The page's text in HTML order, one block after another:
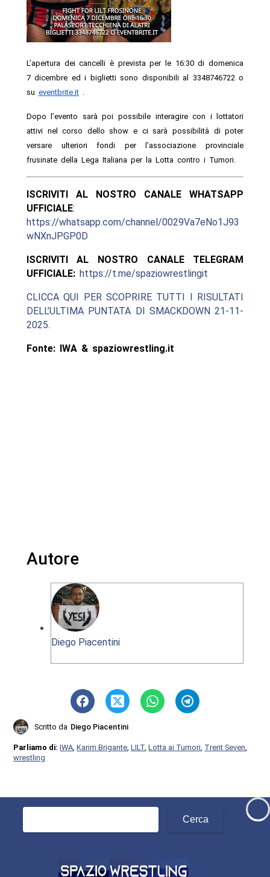
L’apertura dei cancelli è prevista per le 16:30 di domenica
7 dicembre ed i biglietti sono disponibili al 3348746722 o
su eventbrite.it.
Dopo l’evento sarà poi possibile interagire con i lottatori
attivi nel corso dello show e ci sarà possibilità di poter
versare ulteriori fondi per l’associazione provinciale
frusinate della Lega Italiana per la Lotta contro i Tumori.
ISCRIVITI AL NOSTRO CANALE WHATSAPP
UFFICIALE:
https://whatsapp.com/channel/0029Va7eNo1J93
wNXnJPGP0D
ISCRIVITI AL NOSTRO CANALE TELEGRAM
UFFICIALE: https://t.me/spaziowrestlingit
CLICCA QUI PER SCOPRIRE TUTTI I RISULTATI
DELL’ULTIMA PUNTATA DI SMACKDOWN 21-11-
2025.
Fonte: IWA & spaziowrestling.it
Autore
Diego Piacentini
Scritto da Diego Piacentini
Parliamo di:IWA ,Karim Brigante ,LILT ,Lotta ai Tumori Trent Seven
wrestling